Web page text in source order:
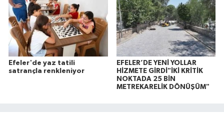
Efeler'de yaz tatili
satrançla renkleniyor
EFELER’DE YENİ YOLLAR
HİZMETE GİRDİ"İKİ KRİTİK
NOKTADA 25 BİN
METREKARELİK DÖNÜŞÜM"